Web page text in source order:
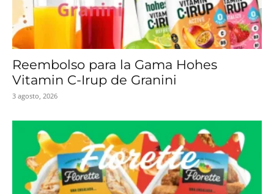
Reembolso para la Gama Hohes
Vitamin C-Irup de Granini
3 agosto, 2026